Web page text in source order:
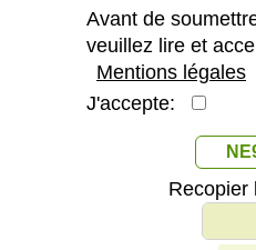
Avant de
veuillez lire et
Mentions légales
J'accepte:
Recopier